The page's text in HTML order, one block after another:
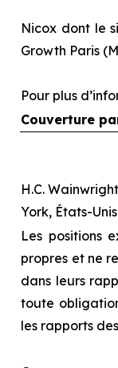
Nicox dont le
Growth Paris
Pour plus
Couverture
H.C.
York, États-Unis
Les positions
propres et ne
dans leurs
toute
les rapports